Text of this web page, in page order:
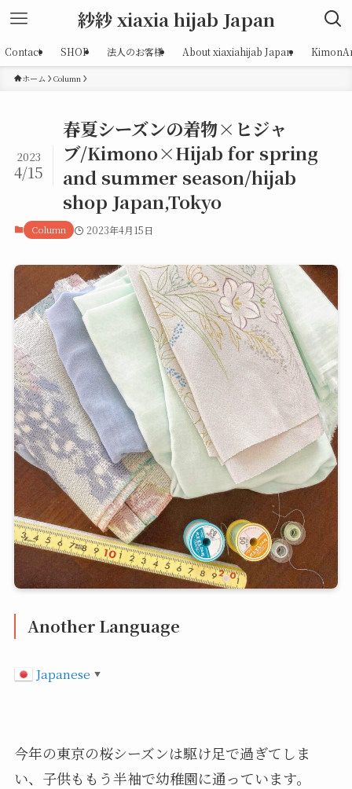
紗紗 xiaxia hijab Japan
Contact SHOP 法人のお客様 About xiaxiahijab Japan
ホーム Column
春夏シーズンの着物×ヒジャ
ブ/Kimono×Hijab for spring
and summer season/hijab
shop Japan,Tokyo
2023
4/15
Column 2023年4月15日
Another Language
Japanese ▼
今年の東京の桜シーズンは駆け足で過ぎてしま
い、子供ももう半袖で幼稚園に通っています。